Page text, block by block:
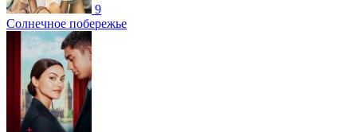
9
Солнечное побережье